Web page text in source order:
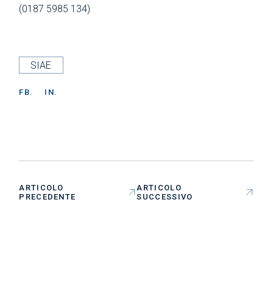
(0187 5985 134)
SIAE
FB. IN.
ARTICOLO
PRECEDENTE
ARTICOLO
SUCCESSIVO